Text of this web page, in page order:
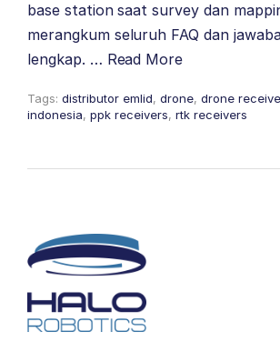
base station saat survey dan
merangkum seluruh FAQ dan
lengkap. … Read More
Tags: distributor emlid, drone, drone
indonesia, ppk receivers, rtk receivers